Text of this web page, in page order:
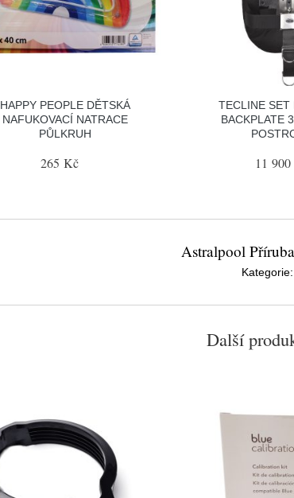
HAPPY PEOPLE DĚTSKÁ
NAFUKOVACÍ NATRACE
PŮLKRUH
265 Kč
TECLINE SET
BACKPLATE
11
Astralpool
Kategorie:
Další